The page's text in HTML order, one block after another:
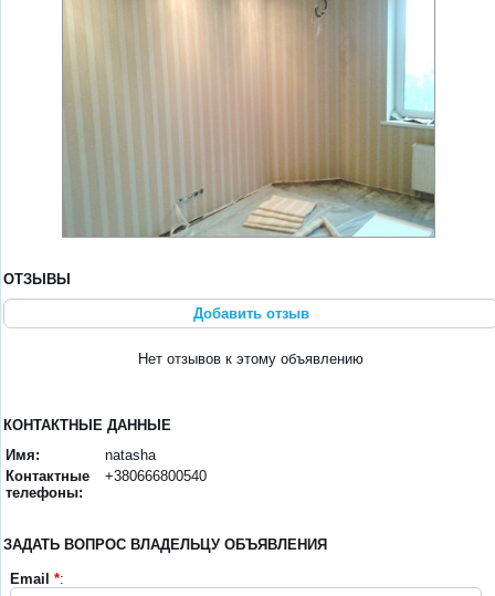
ОТЗЫВЫ
Добавить отзыв
Нет отзывов к этому объявлению
КОНТАКТНЫЕ ДАННЫЕ
Имя:
natasha
Контактные
телефоны:
+380666800540
ЗАДАТЬ ВОПРОС ВЛАДЕЛЬЦУ ОБЪЯВЛЕНИЯ
Email *: